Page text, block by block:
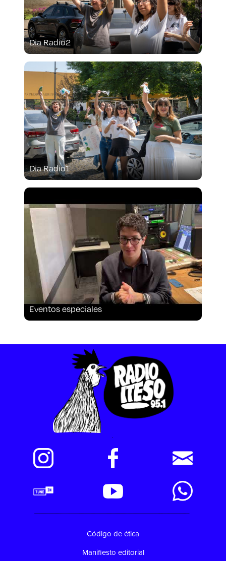
Dia Radio2
Dia Radio1
Eventos especiales
Código de ética
Manifiesto editorial